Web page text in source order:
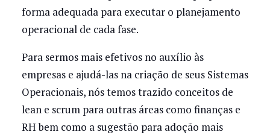
forma adequada para executar o planejamento
operacional de cada fase.
Para sermos mais efetivos no auxílio às
empresas e ajudá-las na criação de seus Sistemas
Operacionais, nós temos trazido conceitos de
lean e scrum para outras áreas como finanças e
RH bem como a sugestão para adoção mais